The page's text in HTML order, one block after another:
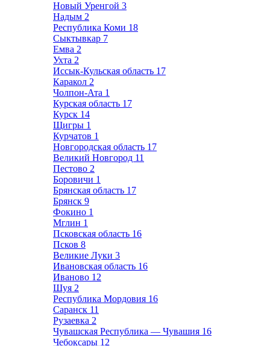
Новый Уренгой 3
Надым 2
Республика Коми 18
Сыктывкар 7
Емва 2
Ухта 2
Иссык-Кульская область 17
Каракол 2
Чолпон-Ата 1
Курская область 17
Курск 14
Щигры 1
Курчатов 1
Новгородская область 17
Великий Новгород 11
Пестово 2
Боровичи 1
Брянская область 17
Брянск 9
Фокино 1
Мглин 1
Псковская область 16
Псков 8
Великие Луки 3
Ивановская область 16
Иваново 12
Шуя 2
Республика Мордовия 16
Саранск 11
Рузаевка 2
Чувашская Республика — Чувашия 16
Чебоксары 12